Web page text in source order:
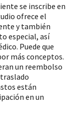
se inscribe en
ofrece el
y también
especial, así
Puede que
más conceptos.
un reembolso
están
en un